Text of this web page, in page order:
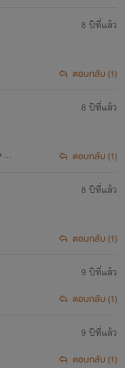
น
ตนาการของไรท์
ง
มือนไรท์
จะอัพต่อโดยเร็ว
ปด้วยน๊ะจ๊ะ
8 ปีที่แล้ว
ตอบกลับ (1)
8 ปีที่แล้ว
ตอบกลับ (1)
8 ปีที่แล้ว
ตอบกลับ (1)
9 ปีที่แล้ว
ตอบกลับ (1)
9 ปีที่แล้ว
ตอบกลับ (1)